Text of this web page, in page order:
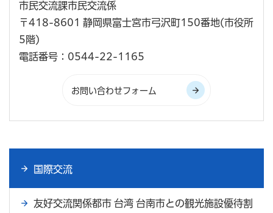
市民交流課市民交流係
〒418-8601 静岡県富士宮市弓沢町150番地(市役所
5階)
電話番号：0544-22-1165
国際交流
友好交流関係都市 台湾 台南市との観光施設優待割